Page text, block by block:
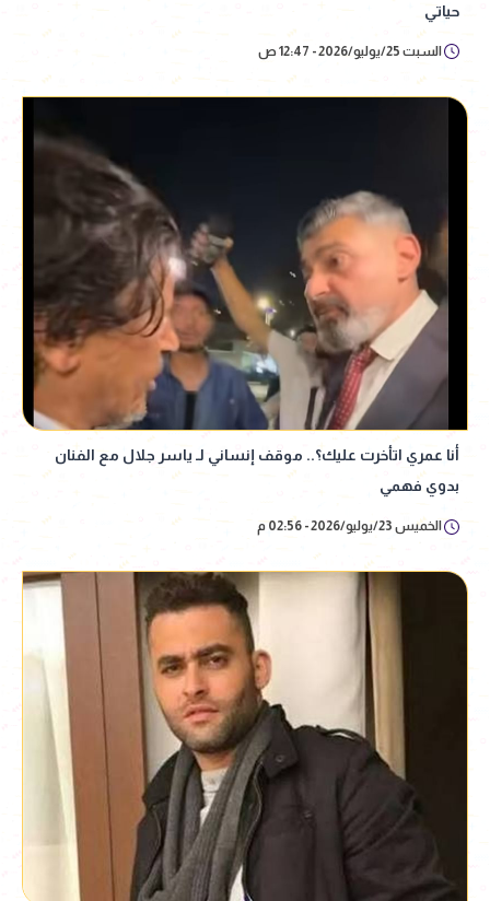
حياتي
السبت 25/يوليو/2026 - 12:47 ص
أنا عمري اتأخرت عليك؟.. موقف إنساني لـ ياسر جلال مع الفنان
بدوي فهمي
الخميس 23/يوليو/2026 - 02:56 م